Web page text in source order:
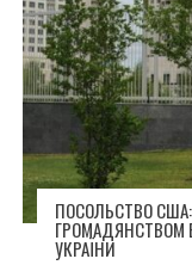
ПОСОЛЬСТВО
ГРОМАДЯНСТВОМ
УКРАЇНИ